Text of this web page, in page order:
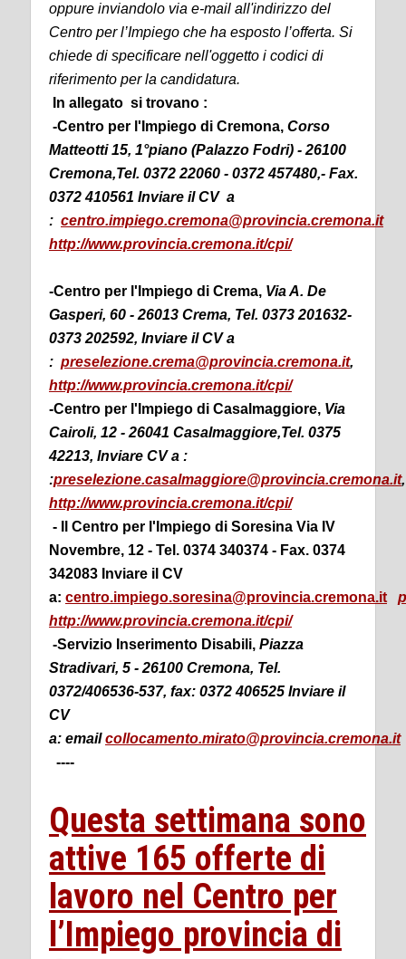
oppure inviandolo via e-mail all'indirizzo del
Centro per l’Impiego che ha esposto l’offerta. Si
chiede di specificare nell'oggetto i codici di
riferimento per la candidatura.
In allegato si trovano :
-Centro per l'Impiego di Cremona, Corso
Matteotti 15, 1°piano (Palazzo Fodri) - 26100
Cremona,Tel. 0372 22060 - 0372 457480,- Fax.
0372 410561 Inviare il CV a
: centro.impiego.cremona@provincia.cremona.it
http://www.provincia.cremona.it/cpi/
-Centro per l'Impiego di Crema, Via A. De
Gasperi, 60 - 26013 Crema, Tel. 0373 201632-
0373 202592, Inviare il CV a
: preselezione.crema@provincia.cremona.it,
http://www.provincia.cremona.it/cpi/
-Centro per l'Impiego di Casalmaggiore, Via
Cairoli, 12 - 26041 Casalmaggiore,Tel. 0375
42213, Inviare CV a :
:preselezione.casalmaggiore@provincia.cremona.it,
http://www.provincia.cremona.it/cpi/
- Il Centro per l'Impiego di Soresina Via IV
Novembre, 12 - Tel. 0374 340374 - Fax. 0374
342083 Inviare il CV
a: centro.impiego.soresina@provincia.cremona.it
http://www.provincia.cremona.it/cpi/
-Servizio Inserimento Disabili, Piazza
Stradivari, 5 - 26100 Cremona, Tel.
0372/406536-537, fax: 0372 406525 Inviare il
CV
a: emailcollocamento.mirato@provincia.cremona.it
----
Questa settimana sono
attive 165 offerte di
lavoro nel Centro per
l’Impiego provincia di